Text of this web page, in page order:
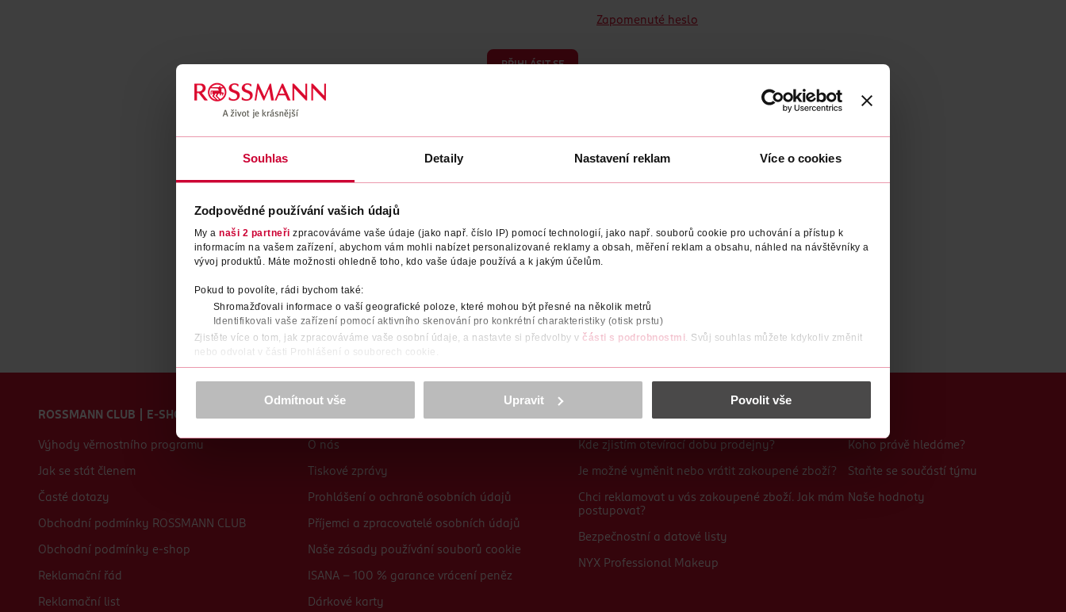
Souhlas Detaily Nastavení reklam Více o cookies
Zodpovědné používání vašich údajů
My a naši 2 partneři zpracováváme vaše údaje (jako např. číslo IP) pomocí technologií, jako např. souborů cookie pro uchování a přístup k
informacím na vašem zařízení, abychom vám mohli nabízet personalizované reklamy a obsah, měření reklam a obsahu, náhled na návštěvníky a
vývoj produktů. Máte možnosti ohledně toho, kdo vaše údaje používá a k jakým účelům.
Pokud to povolíte, rádi bychom také:
Shromažďovali informace o vaší geografické poloze, které mohou být přesné na několik metrů
Identifikovali vaše zařízení pomocí aktivního skenování pro konkrétní charakteristiky (otisk prstu)
Zjistěte více o tom, jak zpracováváme vaše osobní údaje, a nastavte si předvolby v části s podrobnostmi. Svůj souhlas můžete kdykoliv změnit
nebo odvolat v části Prohlášení o souborech cookie.
K provozu stránek, personalizaci obsahu a reklam, funkcí sociálních médií, analýze návštěvnosti, které mohou nést osobní údaje.
prohlášení o ochraně osobních údajů.
Děkujeme za pochopení. >více o cookies<
Odmítnout vše Upravit Povolit vše
Zapomenuté heslo
PŘIHLÁSIT SE
Nemáte účet? Registrujte se e-mailem
ROSSMANN CLUB | E-SHOP
Výhody věrnostního programu
Jak se stát členem
Časté dotazy
Obchodní podmínky ROSSMANN CLUB
Obchodní podmínky e-shop
Reklamační řád
Reklamační list
O nás
Tiskové zprávy
Prohlášení o ochraně osobních údajů
Příjemci a zpracovatelé osobních údajů
Naše zásady používání souborů cookie
ISANA - 100 % garance vrácení peněz
Dárkové karty
Časté dotazy
Kde zjistím otevírací dobu prodejny?
Je možné vyměnit nebo vrátit zakoupené zboží?
Chci reklamovat u vás zakoupené zboží. Jak mám
postupovat?
Bezpečnostní a datové listy
NYX Professional Makeup
Kariéra
Koho právě hledáme?
Staňte se součástí týmu
Naše hodnoty